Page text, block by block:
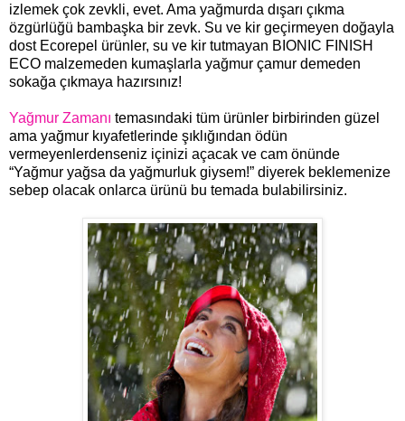
izlemek çok zevkli, evet. Ama yağmurda dışarı çıkma
özgürlüğü bambaşka bir zevk. Su ve kir geçirmeyen doğayla
dost Ecorepel ürünler, su ve kir tutmayan BIONIC FINISH
ECO malzemeden kumaşlarla yağmur çamur demeden
sokağa çıkmaya hazırsınız!
Yağmur Zamanı temasındaki tüm ürünler birbirinden güzel
ama yağmur kıyafetlerinde şıklığından ödün
vermeyenlerdenseniz içinizi açacak ve cam önünde
“Yağmur yağsa da yağmurluk giysem!” diyerek beklemenize
sebep olacak onlarca ürünü bu temada bulabilirsiniz.